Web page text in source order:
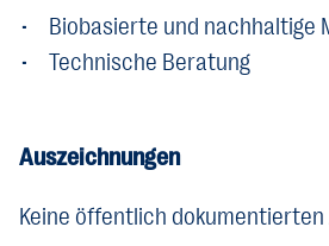
• Biobasierte und nachhaltige
• Technische Beratung
Auszeichnungen
Keine öffentlich dokumentierten